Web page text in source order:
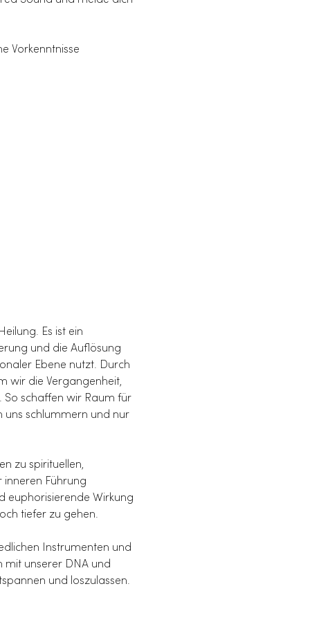
Vorkenntnisse
Es ist ein
und die Auflösung
Ebene nutzt. Durch
wir die Vergangenheit,
So schaffen wir Raum für
uns schlummern und nur
zu spirituellen,
inneren Führung
euphorisierende Wirkung
tiefer zu gehen.
Instrumenten und
mit unserer DNA und
und loszulassen.